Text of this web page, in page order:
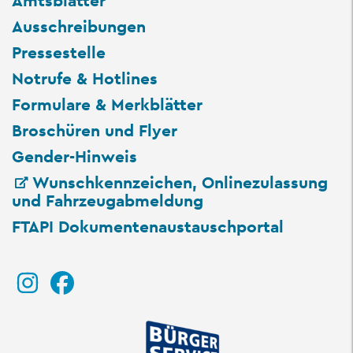
Ausschreibungen
Pressestelle
Notrufe & Hotlines
Formulare & Merkblätter
Broschüren und Flyer
Gender-Hinweis
Wunschkennzeichen, Onlinezulassung
und Fahrzeugabmeldung
FTAPI Dokumentenaustauschportal